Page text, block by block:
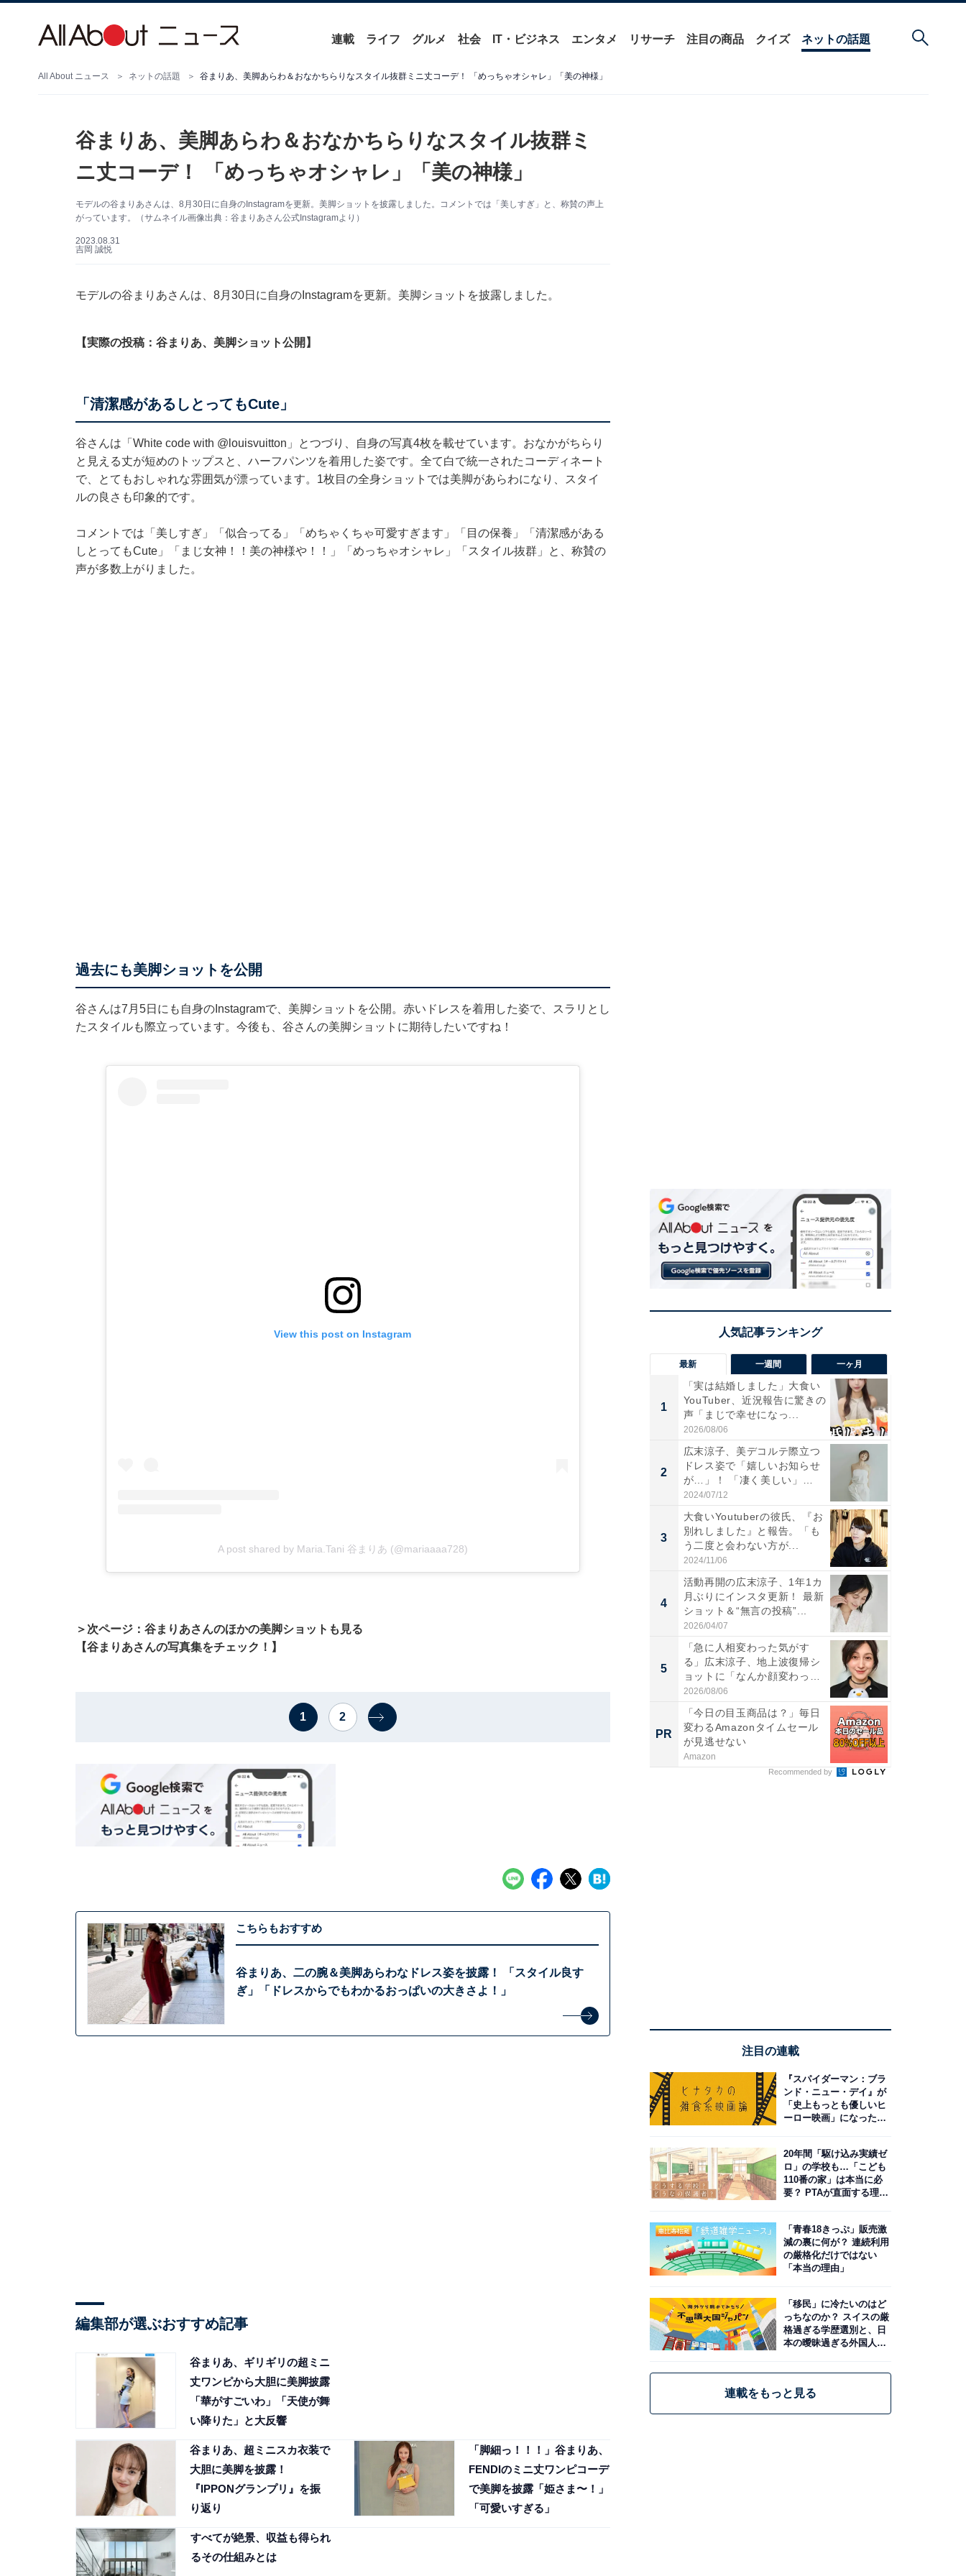
連載 ライフ グルメ 社会 IT・ビジネス エンタメ リサーチ 注目の商品 クイズ ネットの話題
All About ニュース ネットの話題 谷まりあ、美脚あらわ＆おなかちらりなスタイル抜群ミニ丈コーデ！ 「めっちゃオシャレ」「美の神様」
谷まりあ、美脚あらわ＆おなかちらりなスタイル抜群ミ
ニ丈コーデ！ 「めっちゃオシャレ」「美の神様」
モデルの谷まりあさんは、8月30日に自身のInstagramを更新。美脚ショットを披露しました。コメントでは「美しすぎ」と、称賛の声上
がっています。（サムネイル画像出典：谷まりあさん公式Instagramより）
2023.08.31
吉岡 誠悦
モデルの谷まりあさんは、8月30日に自身のInstagramを更新。美脚ショットを披露しました。
【実際の投稿：谷まりあ、美脚ショット公開】
「清潔感があるしとってもCute」
谷さんは「White code with @louisvuitton 」とつづり、自身の写真4枚を載せています。おなかがちらり
と見える丈が短めのトップスと、ハーフパンツを着用した姿です。全て白で統一されたコーディネート
で、とてもおしゃれな雰囲気が漂っています。1枚目の全身ショットでは美脚があらわになり、スタイ
ルの良さも印象的です。
コメントでは「美しすぎ」「似合ってる」「めちゃくちゃ可愛すぎます」「目の保養」「清潔感がある
しとってもCute」「まじ女神！！美の神様や！！」「めっちゃオシャレ」「スタイル抜群」と、称賛の
声が多数上がりました。
過去にも美脚ショットを公開
谷さんは7月5日にも自身のInstagramで、美脚ショットを公開。赤いドレスを着用した姿で、スラリとし
たスタイルも際立っています。今後も、谷さんの美脚ショットに期待したいですね！
View this post on Instagram
A post shared by Maria.Tani 谷まりあ (@mariaaaa728)
＞次ページ：谷まりあさんのほかの美脚ショットも見る
【谷まりあさんの写真集をチェック！】
1 2
こちらもおすすめ
谷まりあ、二の腕＆美脚あらわなドレス姿を披露！ 「スタイル良す
ぎ」「ドレスからでもわかるおっぱいの大きさよ！」
編集部が選ぶおすすめ記事
谷まりあ、ギリギリの超ミニ
丈ワンピから大胆に美脚披露
「華がすごいわ」「天使が舞
い降りた」と大反響
谷まりあ、超ミニスカ衣装で
大胆に美脚を披露！
『IPPONグランプリ』を振
り返り
「脚細っ！！！」谷まりあ、
FENDIのミニ丈ワンピコーデ
で美脚を披露「姫さま〜！」
「可愛いすぎる」
すべてが絶景、収益も得られ
るその仕組みとは
最新 一週間 一ヶ月
1
「実は結婚しました」大食い
YouTuber、近況報告に驚きの
声「まじで幸せになっ...
2026/08/06
2
広末涼子、美デコルテ際立つ
ドレス姿で「嬉しいお知らせ
が…」！ 「凄く美しい」
「透...
2024/07/12
3
大食いYoutuberの彼氏、『お
別れしました』と報告。「も
う二度と会わない方が...
2024/11/06
4
活動再開の広末涼子、1年1カ
月ぶりにインスタ更新！ 最新
ショット＆“無言の投稿”...
2026/04/07
5
「急に人相変わった気がす
る」広末涼子、地上波復帰シ
ョットに「なんか顔変わっ
た」の...
2026/08/06
PR
「今日の目玉商品は？」毎日
変わるAmazonタイムセール
が見逃せない
Amazon
Recommended by
注目の連載
『スパイダーマン：ブラ
ンド・ニュー・デイ』が
「史上もっとも優しいヒ
ーロー映画」になった理
20年間「駆け込み実績ゼ
ロ」の学校も…「こども
110番の家」は本当に必
要？ PTAが直面する理想
「青春18きっぷ」販売激
減の裏に何が？ 連続利用
の厳格化だけではない
「本当の理由」
「移民」に冷たいのはど
っちなのか？ スイスの厳
格過ぎる学歴選別と、日
本の曖昧過ぎる外国人政
連載をもっと見る